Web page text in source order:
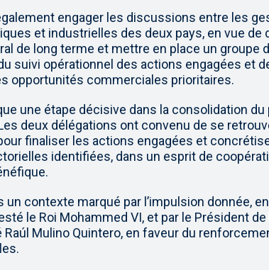
engager les discussions entre les
et industrielles des deux pays, en vue de
de long terme et mettre en place un groupe
suivi opérationnel des actions engagées et
opportunités commerciales prioritaires.
une étape décisive dans la consolidation du
deux délégations ont convenu de se
finaliser les actions engagées et
identifiées, dans un esprit de
un contexte marqué par l’impulsion donnée,
le Roi Mohammed VI, et par le Président
Raúl Mulino Quintero, en faveur du